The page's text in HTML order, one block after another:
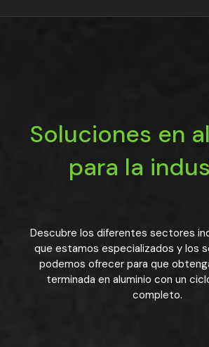
Soluciones en
para la
Descubre los diferentes sectores
que estamos especializados y los
podemos ofrecer para que
terminada en aluminio con un
completo.